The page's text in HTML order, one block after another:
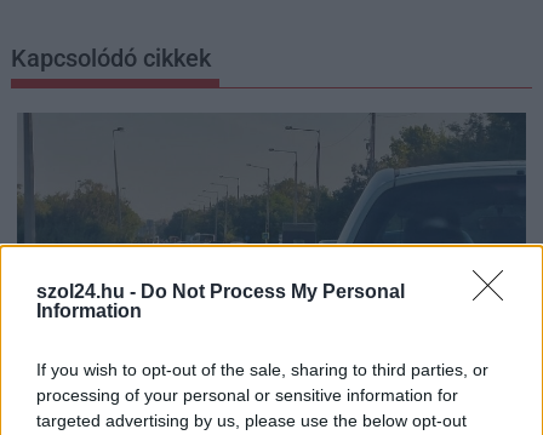
szol24.hu - Do Not Process My Personal
Information
If you wish to opt-out of the sale, sharing to third parties, or
processing of your personal or sensitive information for
targeted advertising by us, please use the below opt-out
Kapcsolódó cikkek